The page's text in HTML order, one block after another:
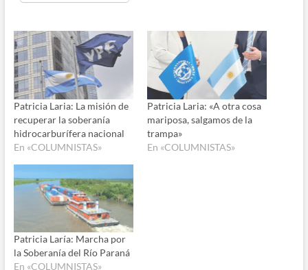
Patricia Laria: La misión de
recuperar la soberanía
hidrocarburífera nacional
En «COLUMNISTAS»
Patricia Laria: «A otra cosa
mariposa, salgamos de la
trampa»
En «COLUMNISTAS»
Patricia Laría: Marcha por
la Soberanía del Río Paraná
En «COLUMNISTAS»